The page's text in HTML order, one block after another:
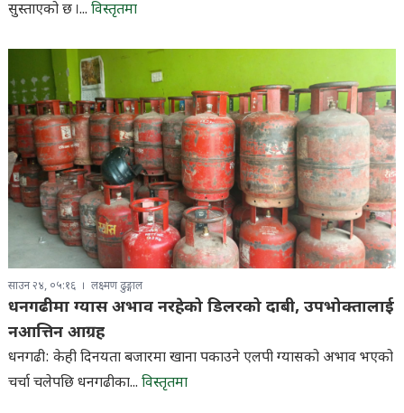
सुस्ताएको छ ।... विस्तृतमा
साउन २४, ०५:१६ लक्ष्मण ढुङ्गाल
धनगढीमा ग्यास अभाव नरहेको डिलरको दाबी, उपभोक्तालाई
नआत्तिन आग्रह
धनगढी: केही दिनयता बजारमा खाना पकाउने एलपी ग्यासको अभाव भएको
चर्चा चलेपछि धनगढीका... विस्तृतमा